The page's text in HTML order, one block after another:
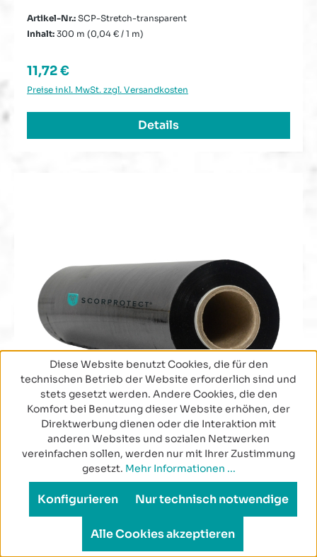
Artikel-Nr.: SCP-Stretch-transparent
Inhalt: 300 m (0,04 € / 1 m)
Regulärer Preis:
11,72 €
Preise inkl. MwSt. zzgl. Versandkosten
Details
schwarz
Schwarze Stretchfolie Handstretchfolie 500 mm x 300 m
zum schnellen und sicheren Verpacken von Waren, Kartons
Diese Website benutzt Cookies, die für den
technischen Betrieb der Website erforderlich sind und
stets gesetzt werden. Andere Cookies, die den
Komfort bei Benutzung dieser Website erhöhen, der
Direktwerbung dienen oder die Interaktion mit
anderen Websites und sozialen Netzwerken
vereinfachen sollen, werden nur mit Ihrer Zustimmung
gesetzt. Mehr Informationen ...
Nur technisch notwendige
Konfigurieren
Alle Cookies akzeptieren